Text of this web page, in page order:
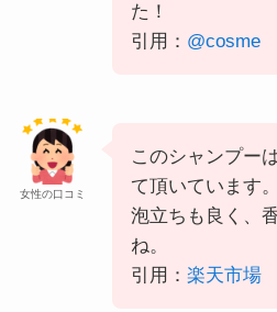
た！
引用： @cosme
女性の口コミ
このシャンプー
て頂いています。
泡立ちも良く、
ね。
引用： 楽天市場